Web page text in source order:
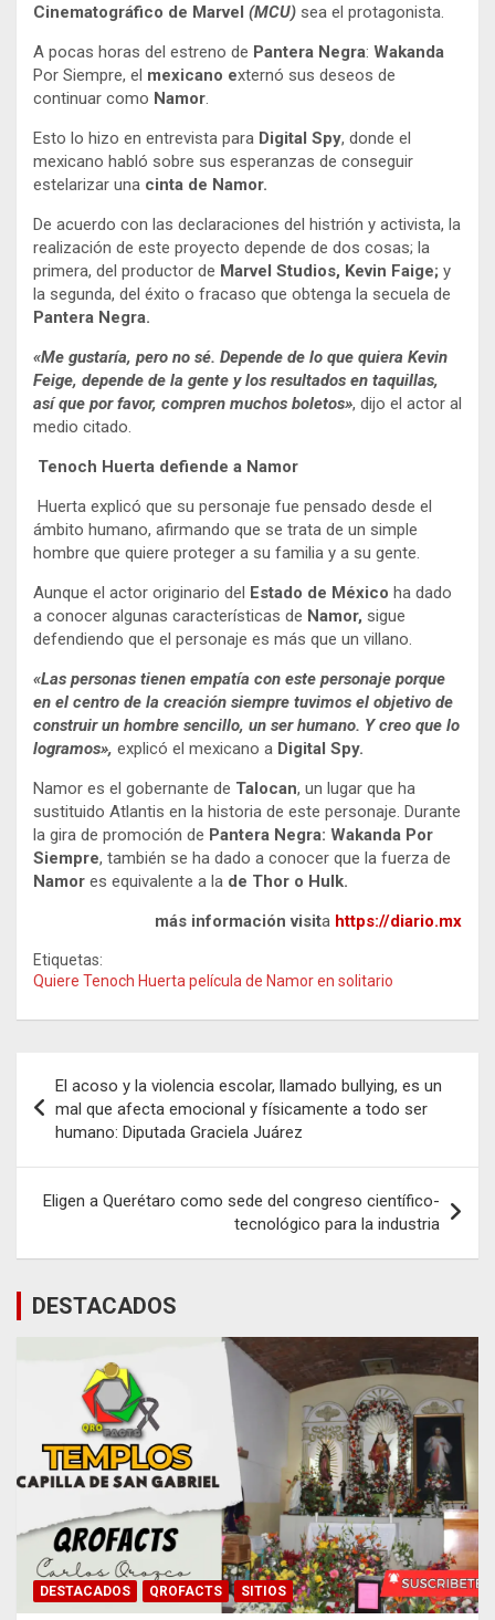
Cinematográfico de Marvel (MCU) sea el protagonista.
A pocas horas del estreno de Pantera Negra: Wakanda
Por Siempre, el mexicano externó sus deseos de
continuar como Namor
Esto lo hizo en entrevista para Digital Spy, donde el
mexicano habló sobre sus esperanzas de conseguir
estelarizar una cinta de Namor.
De acuerdo con las declaraciones del histrión y activista, la
realización de este proyecto depende de dos cosas; la
primera, del productor de Marvel Studios, Kevin Faige; y
la segunda, del éxito o fracaso que obtenga la secuela de
Pantera Negra.
«Me gustaría, pero no sé. Depende de lo que quiera Kevin
Feige, depende de la gente y los resultados en taquillas,
así que por favor, compren muchos boletos», dijo el actor al
medio citado.
Tenoch Huerta defiende a Namor
Huerta explicó que su personaje fue pensado desde el
ámbito humano, afirmando que se trata de un simple
hombre que quiere proteger a su familia y a su gente.
Aunque el actor originario del Estado de México ha dado
a conocer algunas características de Namor, sigue
defendiendo que el personaje es más que un villano.
«Las personas tienen empatía con este personaje porque
en el centro de la creación siempre tuvimos el objetivo de
construir un hombre sencillo, un ser humano. Y creo que lo
logramos», explicó el mexicano a Digital Spy.
Namor es el gobernante de Talocan, un lugar que ha
sustituido Atlantis en la historia de este personaje. Durante
la gira de promoción de Pantera Negra: Wakanda Por
Siempre, también se ha dado a conocer que la fuerza de
Namor es equivalente a la de Thor o Hulk.
más información visita https://diario.mx
Etiquetas:
Quiere Tenoch Huerta película de Namor en solitario
de
entradas
El acoso y la violencia escolar, llamado bullying, es un
mal que afecta emocional y físicamente a todo ser
humano: Diputada Graciela Juárez
Eligen a Querétaro como sede del congreso científico-
tecnológico para la industria
DESTACADOS
DESTACADOS QROFACTS SITIOS